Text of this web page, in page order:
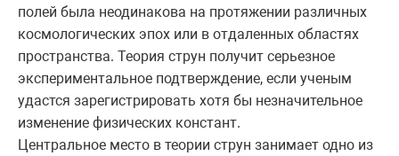
полей была неодинакова на протяжении различных
космологических эпох или в отдаленных областях
пространства. Теория струн получит серьезное
экспериментальное подтверждение, если ученым
удастся зарегистрировать хотя бы незначительное
изменение физических констант.
Центральное место в теории струн занимает одно из